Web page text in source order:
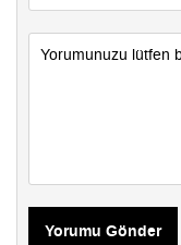
Yorumu Gönder